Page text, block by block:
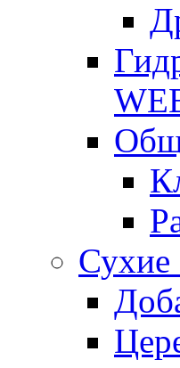
Сухие